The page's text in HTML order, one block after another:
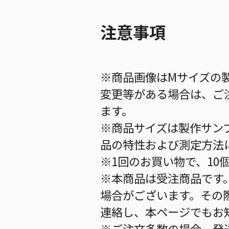
注意事項
※商品画像はMサイズの
変更等がある場合は、
ます。
※商品サイズは製作サン
品の特性および測定方
※1回のお買い物で、10
※本商品は受注商品です
場合がございます。そ
連絡し、本ページでもお